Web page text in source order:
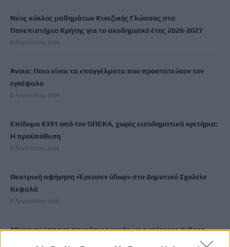
Νέος κύκλος μαθημάτων Κινεζικής Γλώσσας στο
Πανεπιστήμιο Κρήτης για το ακαδημαϊκό έτος 2026-2027
8 Αυγούστου, 2026
Άνοια: Ποια είναι τα επαγγέλματα που προστατεύουν τον
εγκέφαλο
8 Αυγούστου, 2026
Επίδομα €391 από τον ΟΠΕΚΑ, χωρίς εισοδηματικά κριτήρια:
Η προϋπόθεση
8 Αυγούστου, 2026
Θεατρική αφήγηση «Έρευσεν ύδωρ» στο Δημοτικό Σχολείο
Κεφαλά
8 Αυγούστου, 2026
18χρονος έσπασε παγκόσμιο ρεκόρ ως ο νεότερος άνδρας